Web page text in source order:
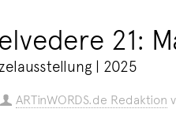
21:
| 2025
ARTinWORDS.de Redaktion